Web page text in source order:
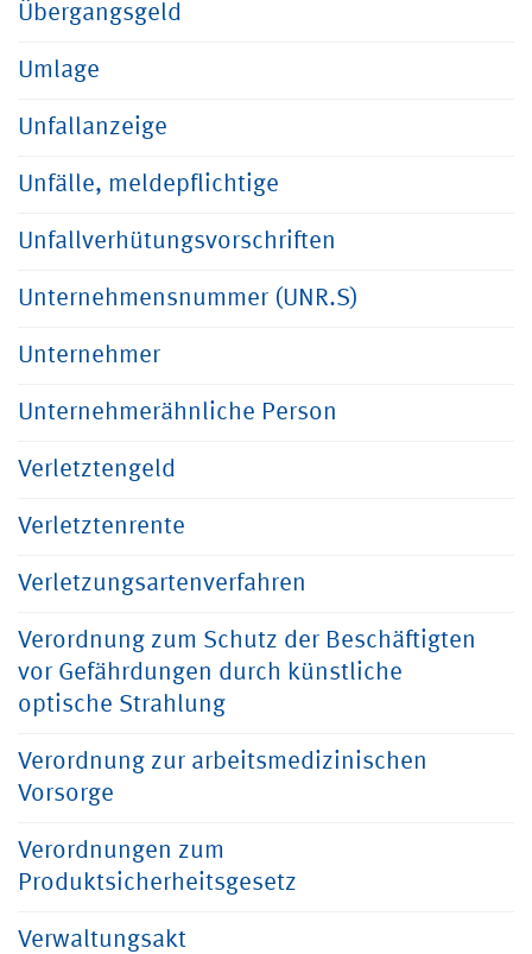
Übergangsgeld
Umlage
Unfallanzeige
Unfälle, meldepflichtige
Unfallverhütungsvorschriften
Unternehmensnummer (UNR.S)
Unternehmer
Unternehmerähnliche Person
Verletztengeld
Verletztenrente
Verletzungsartenverfahren
Verordnung zum Schutz der Beschäftigten
vor Gefährdungen durch künstliche
optische Strahlung
Verordnung zur arbeitsmedizinischen
Vorsorge
Verordnungen zum
Produktsicherheitsgesetz
Verwaltungsakt